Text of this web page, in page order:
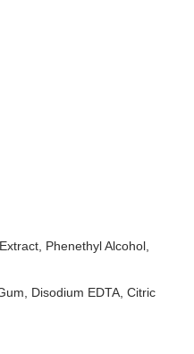
Phenethyl Alcohol,
Disodium EDTA, Citric